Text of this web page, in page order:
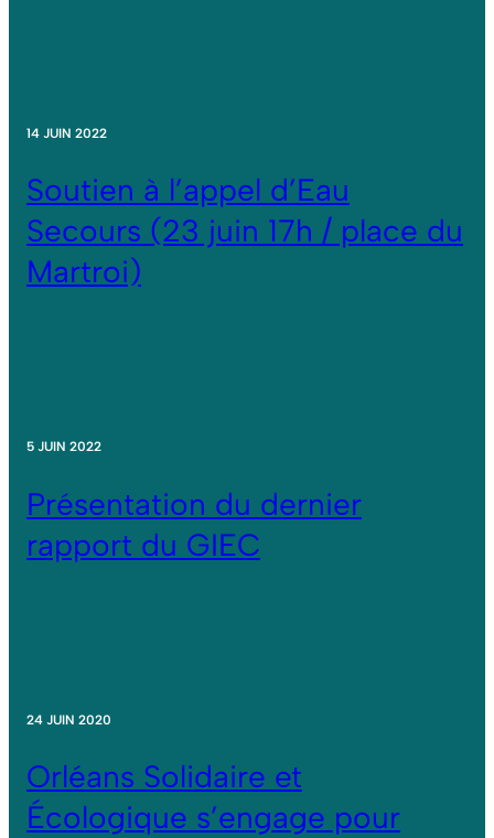
14 JUIN 2022
Soutien à l’appel d’Eau
Secours (23 juin 17h / place du
Martroi)
5 JUIN 2022
Présentation du dernier
rapport du GIEC
24 JUIN 2020
Orléans Solidaire et
Écologique s’engage pour